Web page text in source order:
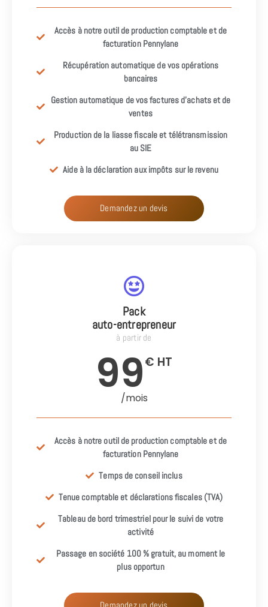
Accès à notre outil de production comptable et de
facturation Pennylane
Récupération automatique de vos opérations
bancaires
Gestion automatique de vos factures d’achats et de
ventes
Production de la liasse fiscale et télétransmission
au SIE
Aide à la déclaration aux impôts sur le revenu
Demandez un devis
Pack
auto-entrepreneur
à partir de
99€ HT
/mois
Accès à notre outil de production comptable et de
facturation Pennylane
Temps de conseil inclus
Tenue comptable et déclarations fiscales (TVA)
Tableau de bord trimestriel pour le suivi de votre
activité
Passage en société 100 % gratuit, au moment le
plus opportun